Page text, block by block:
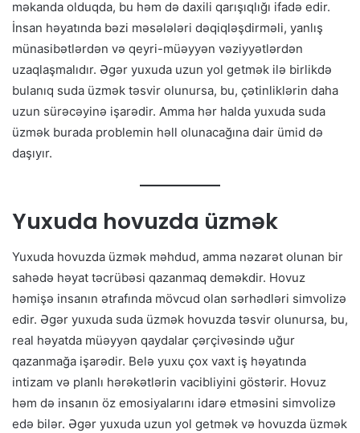
məkanda olduqda, bu həm də daxili qarışıqlığı ifadə edir.
İnsan həyatında bəzi məsələləri dəqiqləşdirməli, yanlış
münasibətlərdən və qeyri-müəyyən vəziyyətlərdən
uzaqlaşmalıdır. Əgər yuxuda uzun yol getmək ilə birlikdə
bulanıq suda üzmək təsvir olunursa, bu, çətinliklərin daha
uzun sürəcəyinə işarədir. Amma hər halda yuxuda suda
üzmək burada problemin həll olunacağına dair ümid də
daşıyır.
Yuxuda hovuzda üzmək
Yuxuda hovuzda üzmək məhdud, amma nəzarət olunan bir
sahədə həyat təcrübəsi qazanmaq deməkdir. Hovuz
həmişə insanın ətrafında mövcud olan sərhədləri simvolizə
edir. Əgər yuxuda suda üzmək hovuzda təsvir olunursa, bu,
real həyatda müəyyən qaydalar çərçivəsində uğur
qazanmağa işarədir. Belə yuxu çox vaxt iş həyatında
intizam və planlı hərəkətlərin vacibliyini göstərir. Hovuz
həm də insanın öz emosiyalarını idarə etməsini simvolizə
edə bilər. Əgər yuxuda uzun yol getmək və hovuzda üzmək